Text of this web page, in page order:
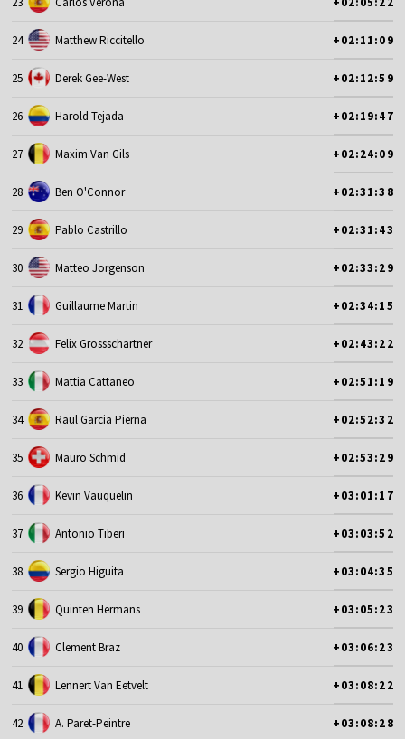
24 Matthew Riccitello +02:11:09
25 Derek Gee-West +02:12:59
26 Harold Tejada +02:19:47
27 Maxim Van Gils +02:24:09
28 Ben O'Connor +02:31:38
29 Pablo Castrillo +02:31:43
30 Matteo Jorgenson +02:33:29
31 Guillaume Martin +02:34:15
32 Felix Grossschartner +02:43:22
33 Mattia Cattaneo +02:51:19
34 Raul Garcia Pierna +02:52:32
35 Mauro Schmid +02:53:29
36 Kevin Vauquelin +03:01:17
37 Antonio Tiberi +03:03:52
38 Sergio Higuita +03:04:35
39 Quinten Hermans +03:05:23
40 Clement Braz +03:06:23
41 Lennert Van Eetvelt +03:08:22
42 A. Paret-Peintre +03:08:28